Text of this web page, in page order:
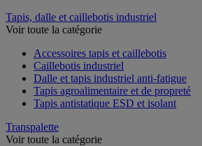
Tapis, dalle et caillebotis industriel
Voir toute la catégorie
Accessoires tapis et caillebotis
Caillebotis industriel
Dalle et tapis industriel anti-fatigue
Tapis agroalimentaire et de propreté
Tapis antistatique ESD et isolant
Transpalette
Voir toute la catégorie